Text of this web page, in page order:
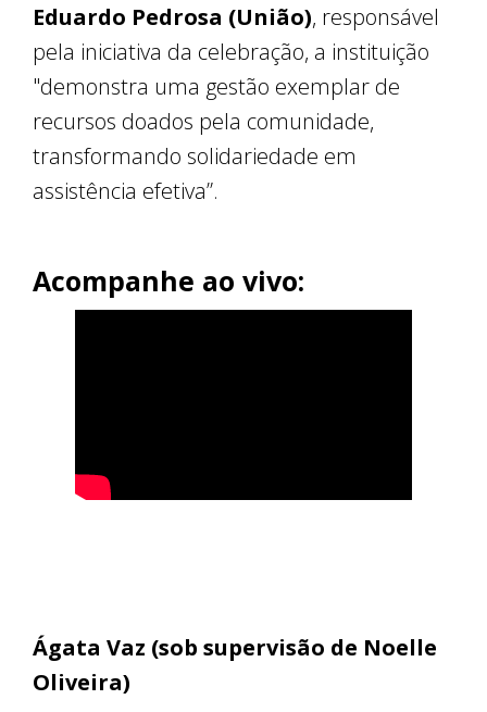
Eduardo Pedrosa (União), responsável
pela iniciativa da celebração, a instituição
"demonstra uma gestão exemplar de
recursos doados pela comunidade,
transformando solidariedade em
assistência efetiva”.
Acompanhe ao vivo:
Ágata Vaz (sob supervisão de Noelle
Oliveira)